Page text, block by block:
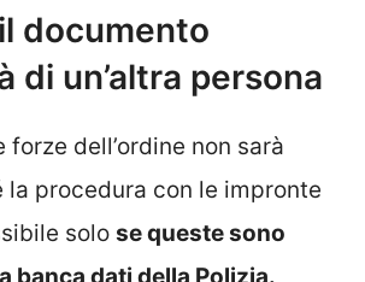
documento
di un’altra persona
forze dell’ordine non sarà
la procedura con le impronte
solo se queste sono